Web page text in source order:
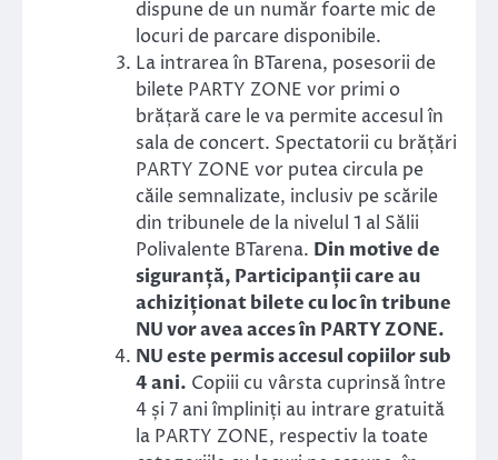
dispune de un număr foarte mic de
locuri de parcare disponibile.
La intrarea în BTarena, posesorii de
bilete PARTY ZONE vor primi o
brățară care le va permite accesul în
sala de concert. Spectatorii cu brățări
PARTY ZONE vor putea circula pe
căile semnalizate, inclusiv pe scările
din tribunele de la nivelul 1 al Sălii
Polivalente BTarena. Din motive de
siguranță, Participanții care au
achiziționat bilete cu loc în tribune
NU vor avea acces în PARTY ZONE.
NU este permis accesul copiilor sub
4 ani. Copiii cu vârsta cuprinsă între
4 și 7 ani împliniți au intrare gratuită
la PARTY ZONE, respectiv la toate